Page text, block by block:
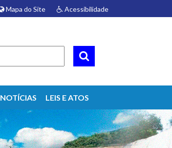
Mapa do Site Acessibilidade
NOTÍCIAS LEIS E ATOS